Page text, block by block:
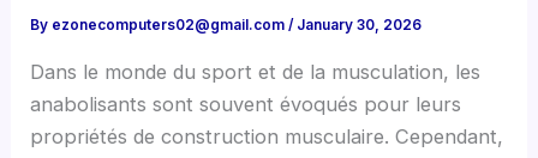
By ezonecomputers02@gmail.com/ January 30, 2026
Dans le monde du sport et de la musculation, les
anabolisants sont souvent évoqués pour leurs
propriétés de construction musculaire. Cependant,